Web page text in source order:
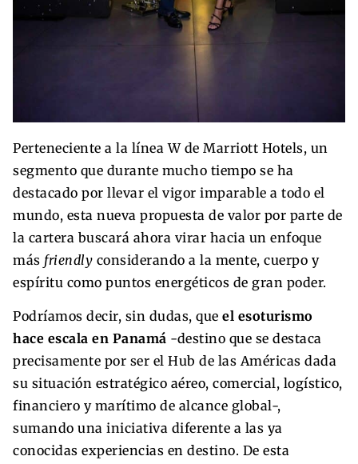
Perteneciente a la línea W de Marriott Hotels, un
segmento que durante mucho tiempo se ha
destacado por llevar el vigor imparable a todo el
mundo, esta nueva propuesta de valor por parte de
la cartera buscará ahora virar hacia un enfoque
más friendly considerando a la mente, cuerpo y
espíritu como puntos energéticos de gran poder.
Podríamos decir, sin dudas, que el esoturismo
hace escala en Panamá -destino que se destaca
precisamente por ser el Hub de las Américas dada
su situación estratégico aéreo, comercial, logístico,
financiero y marítimo de alcance global-,
sumando una iniciativa diferente a las ya
conocidas experiencias en destino. De esta